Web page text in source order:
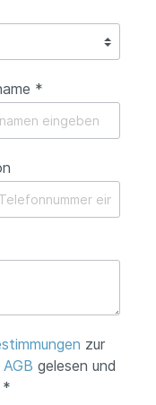
*
zur
AGB gelesen und
*